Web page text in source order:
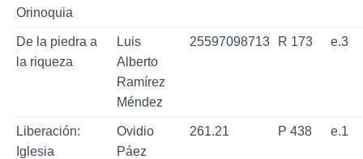
Orinoquia
De la piedra a
la riqueza
Luis
Alberto
Ramírez
Méndez
25597098713 R 173 e.3
Liberación:
Iglesia
Ovidio
Páez
261.21 P 438 e.1